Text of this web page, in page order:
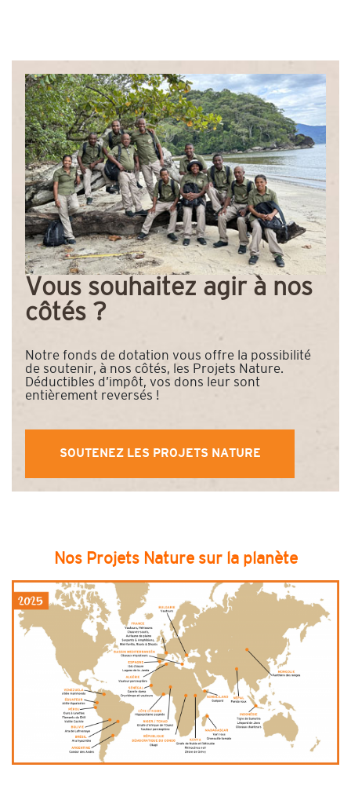
Vous souhaitez agir à nos
côtés ?
Notre fonds de dotation vous offre la possibilité
de soutenir, à nos côtés, les Projets Nature.
Déductibles d’impôt, vos dons leur sont
entièrement reversés !
SOUTENEZ LES PROJETS NATURE
Nos Projets Nature sur la planète